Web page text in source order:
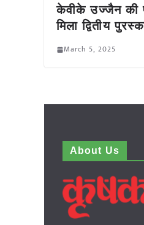
केवीके उज्जैन की
मिला द्वितीय
March 5, 2025
About Us